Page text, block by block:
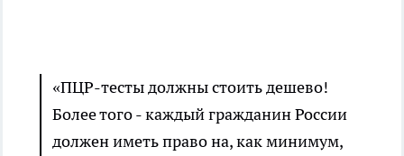
«ПЦР-тесты должны стоить дешево!
Более того - каждый гражданин России
должен иметь право на, как минимум,